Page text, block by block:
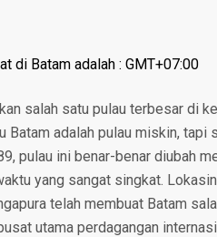
di Batam adalah : GMT+07:00
salah satu pulau terbesar di
Batam adalah pulau miskin,
pulau ini benar-benar diubah
yang sangat singkat.
telah membuat Batam
utama perdagangan